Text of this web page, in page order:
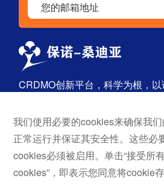
CRDMO创新平台，科学为根，
首页
关于我们
服务与解决方案
探索
药物
原料
我们使用必要的cookies来确保我
正常运行并保证其安全性。这些必
cookies必须被启用。单击“接受所
cookies”，即表示您同意将cookie